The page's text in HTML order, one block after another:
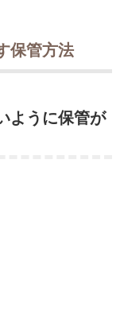
保管方法
ように保管が